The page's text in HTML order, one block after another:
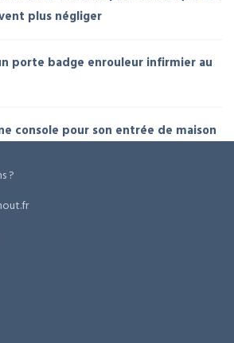
plus négliger
porte badge enrouleur infirmier au
console pour son entrée de maison
?